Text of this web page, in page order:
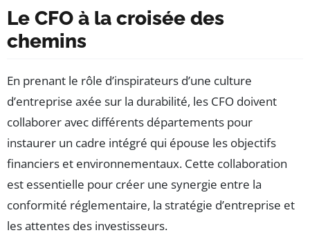
Le CFO à la croisée des
chemins
En prenant le rôle d’inspirateurs d’une culture
d’entreprise axée sur la durabilité, les CFO doivent
collaborer avec différents départements pour
instaurer un cadre intégré qui épouse les objectifs
financiers et environnementaux. Cette collaboration
est essentielle pour créer une synergie entre la
conformité réglementaire, la stratégie d’entreprise et
les attentes des investisseurs.